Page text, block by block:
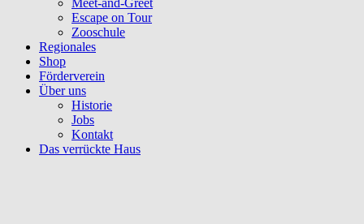
Meet-and-Greet
Escape on Tour
Zooschule
Regionales
Shop
Förderverein
Über uns
Historie
Jobs
Kontakt
Das verrückte Haus